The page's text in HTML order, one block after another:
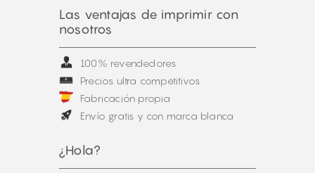
Las ventajas de imprimir con
nosotros
100% revendedores
Precios ultra competitivos
Fabricación propia
Envío gratis y con marca blanca
¿Hola?